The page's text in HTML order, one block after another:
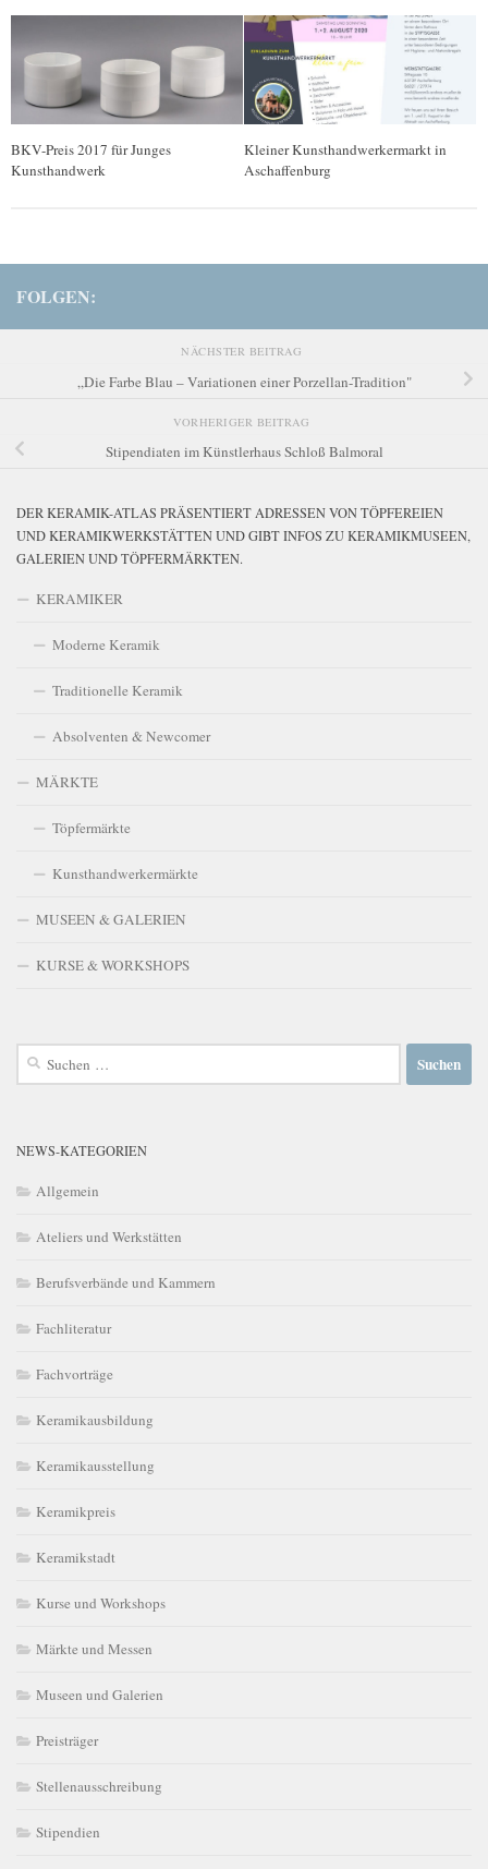
BKV-Preis 2017 für Junges
Kunsthandwerk
Kleiner Kunsthandwerkermarkt in
Aschaffenburg
FOLGEN:
NÄCHSTER BEITRAG
„Die Farbe Blau – Variationen einer Porzellan-Tradition"
VORHERIGER BEITRAG
Stipendiaten im Künstlerhaus Schloß Balmoral
DER KERAMIK-ATLAS PRÄSENTIERT ADRESSEN VON TÖPFEREIEN
UND KERAMIKWERKSTÄTTEN UND GIBT INFOS ZU KERAMIKMUSEEN,
GALERIEN UND TÖPFERMÄRKTEN.
KERAMIKER
Moderne Keramik
Traditionelle Keramik
Absolventen & Newcomer
MÄRKTE
Töpfermärkte
Kunsthandwerkermärkte
MUSEEN & GALERIEN
KURSE & WORKSHOPS
Suchen
NEWS-KATEGORIEN
Allgemein
Ateliers und Werkstätten
Berufsverbände und Kammern
Fachliteratur
Fachvorträge
Keramikausbildung
Keramikausstellung
Keramikpreis
Keramikstadt
Kurse und Workshops
Märkte und Messen
Museen und Galerien
Preisträger
Stellenausschreibung
Stipendien